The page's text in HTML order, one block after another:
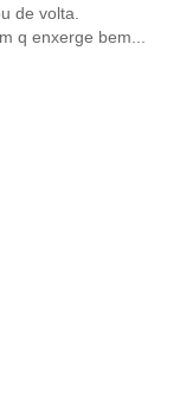
de volta.
q enxerge bem...